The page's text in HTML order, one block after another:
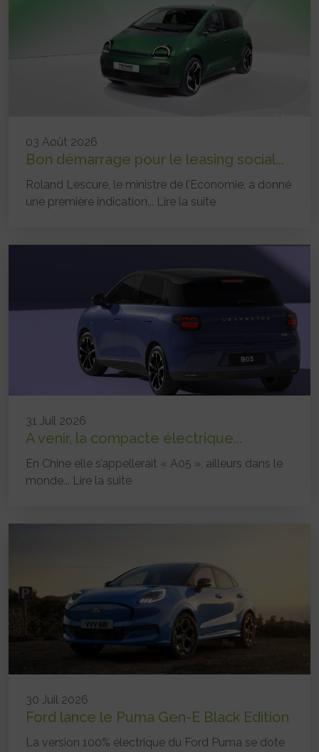
03 Août 2026
Bon démarrage pour le leasing social...
Roland Lescure, le ministre de l’Economie, a donné
une première indication... Lire la suite
31 Juil 2026
A venir, la compacte électrique...
En Chine elle s’appellerait « A05 », ailleurs dans le
monde... Lire la suite
30 Juil 2026
Ford lance le Puma Gen-E Black Edition
La version 100% électrique du Ford Puma se dote